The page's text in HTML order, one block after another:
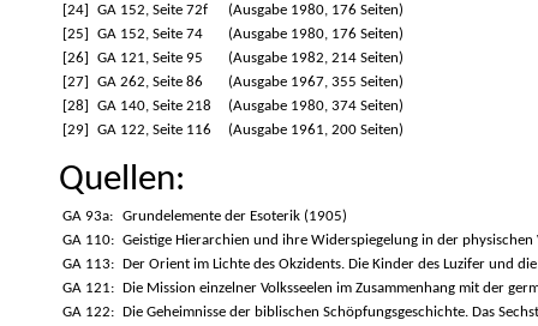
[24]
GA 152, Seite 72f
(Ausgabe 1980, 176 Seiten)
[25]
GA 152, Seite 74
(Ausgabe 1980, 176 Seiten)
[26]
GA 121, Seite 95
(Ausgabe 1982, 214 Seiten)
[27]
GA 262, Seite 86
(Ausgabe 1967, 355 Seiten)
[28]
GA 140, Seite 218
(Ausgabe 1980, 374 Seiten)
[29]
GA 122, Seite 116 (Ausgabe 1961, 200 Seiten)
Quellen:
GA 93a:
Grundelemente der Esoterik (1905)
GA 110: Geistige Hierarchien und ihre Widerspiegelung in der
GA 113:
Der Orient im Lichte des Okzidents. Die Kinder des Luzifer und
GA 121:
Die Mission einzelner Volksseelen im Zusammenhang mit der
GA 122:
Die Geheimnisse der biblischen Schöpfungsgeschichte. Das